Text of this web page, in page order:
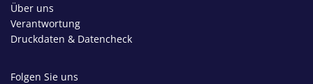
Über uns
Verantwortung
Druckdaten & Datencheck
Folgen Sie uns